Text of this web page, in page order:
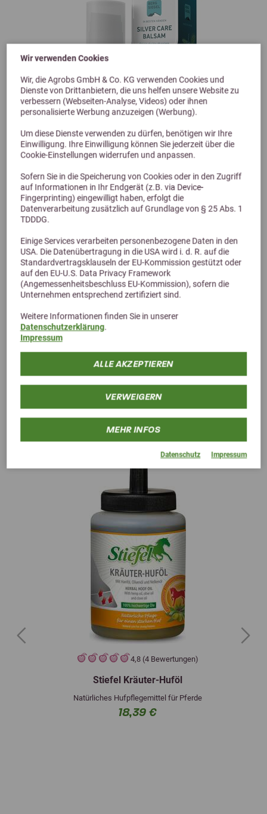
Wir verwenden Cookies
Wir, die Agrobs GmbH & Co. KG verwenden Cookies und
Dienste von Drittanbietern, die uns helfen unsere Website zu
verbessern (Webseiten-Analyse, Videos) oder ihnen
personalisierte Werbung anzuzeigen (Werbung).
Um diese Dienste verwenden zu dürfen, benötigen wir Ihre
Einwilligung. Ihre Einwilligung können Sie jederzeit über die
Cookie-Einstellungen widerrufen und anpassen.
Sofern Sie in die Speicherung von Cookies oder in den Zugriff
auf Informationen in Ihr Endgerät (z.B. via Device-
Fingerprinting) eingewilligt haben, erfolgt die
Datenverarbeitung zusätzlich auf Grundlage von § 25 Abs. 1
TDDDG.
Einige Services verarbeiten personenbezogene Daten in den
USA. Die Datenübertragung in die USA wird i. d. R. auf die
Standardvertragsklauseln der EU-Kommission gestützt oder
auf den EU-U.S. Data Privacy Framework
(Angemessenheitsbeschluss EU-Kommission), sofern die
Unternehmen entsprechend zertifiziert sind.
Weitere Informationen finden Sie in unserer
Datenschutzerklärung.
Impressum
ALLE AKZEPTIEREN
VERWEIGERN
MEHR INFOS
Datenschutz Impressum
5,0 (2 Bewertungen)
Bergsiegel Silver Care Balsam 100ml
23,50 €
Previous Next
Alternative Produkte
4,8 (4 Bewertungen)
Stiefel Kräuter-Huföl
Natürliches Hufpflegemittel für Pferde
18,39 €
Previous Next